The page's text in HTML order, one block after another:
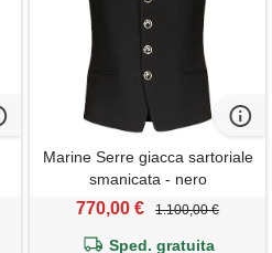
Marine Serre giacca sartoriale
smanicata - nero
770,00 € 1.100,00 €
Sped. gratuita